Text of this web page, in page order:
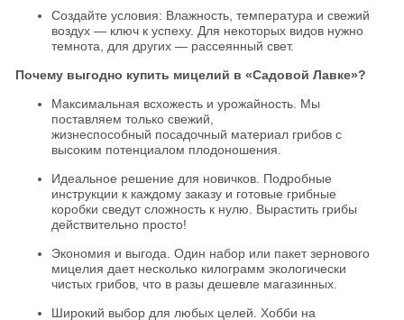
Создайте условия: Влажность, температура и свежий
воздух — ключ к успеху. Для некоторых видов нужно
темнота, для других — рассеянный свет.
Почему выгодно купить мицелий в «Садовой Лавке»?
Максимальная всхожесть и урожайность. Мы
поставляем только свежий,
жизнеспособный посадочный материал грибов с
высоким потенциалом плодоношения.
Идеальное решение для новичков. Подробные
инструкции к каждому заказу и готовые грибные
коробки сведут сложность к нулю. Вырастить грибы
действительно просто!
Экономия и выгода. Один набор или пакет зернового
мицелия дает несколько килограмм экологически
чистых грибов, что в разы дешевле магазинных.
Широкий выбор для любых целей. Хобби на